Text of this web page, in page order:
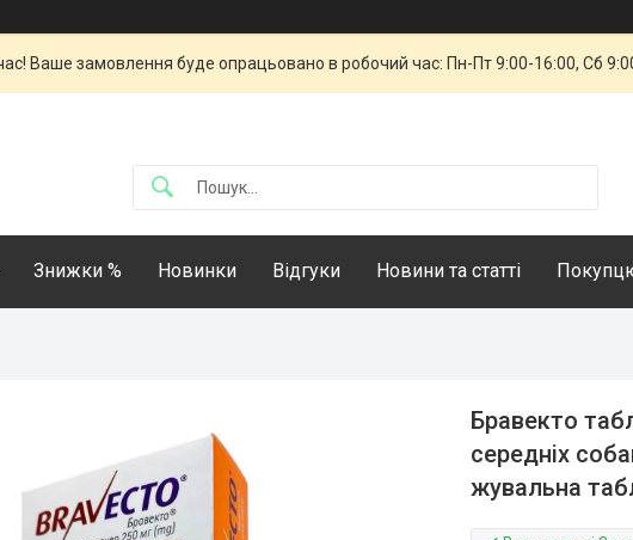
Ваше замовлення буде опрацьовано в робочий час: Пн-Пт 9:00-16:00, Сб
Знижки % Новинки Відгуки Новини та статті
Бравекто
середніх
жувальна